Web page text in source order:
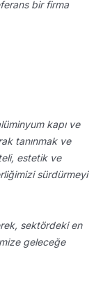
bir firma
kapı ve
tanınmak ve
estetik ve
sürdürmeyi
sektördeki en
geleceğe